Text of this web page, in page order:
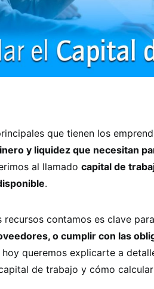
que tienen los
y liquidez que necesitan
al llamado capital de
.
recursos contamos es clave para
o cumplir con las
hoy queremos explicarte a
de trabajo y cómo